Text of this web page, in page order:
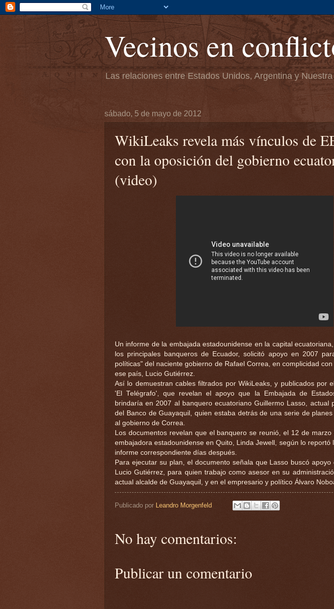
Vecinos en
Las relaciones entre Estados Unidos, Argentina y
sábado, 5 de mayo de 2012
WikiLeaks revela más vínculos de
con la oposición del gobierno
(video)
Un informe de la embajada estadounidense en la capital
los principales banqueros de Ecuador, solicitó apoyo en 2007
políticas" del naciente gobierno de Rafael Correa, en complicidad
ese país, Lucio Gutiérrez.
Así lo demuestran cables filtrados por WikiLeaks, y publicados por
'El Telégrafo', que revelan el apoyo que la Embajada de
brindaría en 2007 al banquero ecuatoriano Guillermo Lasso, actual
del Banco de Guayaquil, quien estaba detrás de una serie de
al gobierno de Correa.
Los documentos revelan que el banquero se reunió, el 12 de
embajadora estadounidense en Quito, Linda Jewell, según lo reportó
informe correspondiente días después.
Para ejecutar su plan, el documento señala que Lasso buscó
Lucio Gutiérrez, para quien trabajo como asesor en su
actual alcalde de Guayaquil, y en el empresario y político Álvaro
Publicado por Leandro Morgenfeld
No hay comentarios:
Publicar un comentario